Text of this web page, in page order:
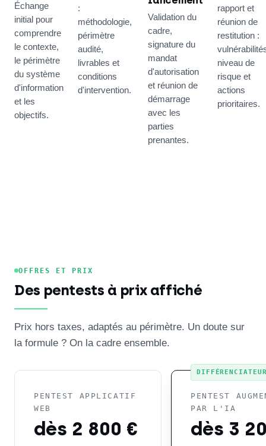
Échange
initial pour
comprendre
le contexte,
le périmètre
du système
d'information
et les
objectifs.
:
méthodologie,
périmètre
audité,
livrables et
conditions
d'intervention.
Validation du
cadre,
signature du
mandat
d'autorisation
et réunion de
démarrage
avec les
parties
prenantes.
rapport et
réunion de
restitution :
niveau de
risque et
actions
prioritaires.
OFFRES ET PRIX
Des pentests à prix affiché
Prix hors taxes, adaptés au périmètre. Un doute sur
la formule ? On la cadre ensemble.
PENTEST APPLICATIF
WEB
dès 2 800 €
PENTEST
PAR L'IA
dès 3